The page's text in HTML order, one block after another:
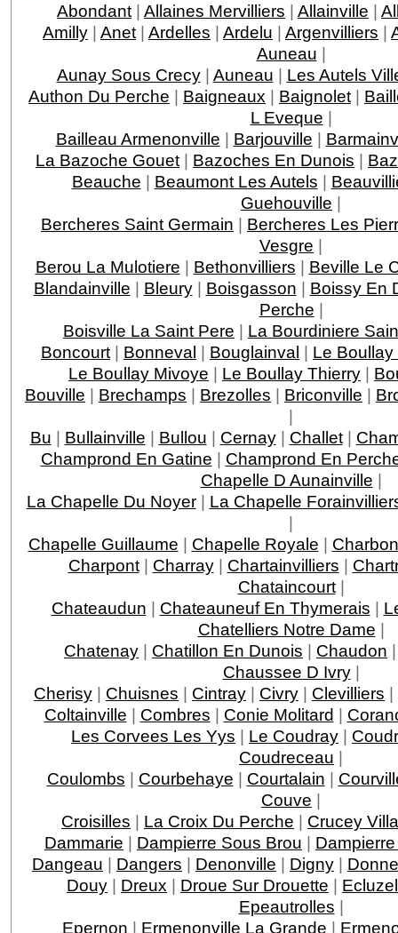
Abondant | Allaines Mervilliers | Allainville |
Amilly | Anet | Ardelles | Ardelu | Argenvilliers |
Auneau |
Aunay Sous Crecy| Auneau | Les Autels
Authon Du Perche | Baigneaux | Baignolet |
L Eveque |
Bailleau Armenonville | Barjouville |
La Bazoche Gouet | Bazoches En Dunois |
Beauche | Beaumont Les Autels |
Guehouville |
Bercheres Saint Germain | Bercheres Les
Vesgre |
Berou La Mulotiere | Bethonvilliers | Beville Le
Blandainville | Bleury| Boisgasson | Boissy En
Perche |
Boisville La Saint Pere | La Bourdiniere
Boncourt | Bonneval | Bouglainval | Le
Le Boullay Mivoye | Le Boullay Thierry |
Bouville | Brechamps | Brezolles | Briconville |
|
Bu | Bullainville | Bullou | Cernay| Challet|
Champrond En Gatine | Champrond En
Chapelle D Aunainville |
La Chapelle Du Noyer| La Chapelle
|
Chapelle Guillaume | Chapelle Royale |
Charpont| Charray| Chartainvilliers |
Chataincourt|
Chateaudun | Chateauneuf En Thymerais |
Chatelliers Notre Dame |
Chatenay | Chatillon En Dunois | Chaudon
Chaussee D Ivry|
Cherisy | Chuisnes | Cintray | Civry | Clevilliers |
Coltainville | Combres | Conie Molitard |
Les Corvees Les Yys | Le Coudray |
Coudreceau |
Coulombs | Courbehaye | Courtalain |
Couve |
Croisilles | La Croix Du Perche | Crucey
Dammarie | Dampierre Sous Brou |
Dangeau | Dangers | Denonville | Digny |
Douy | Dreux | Droue Sur Drouette |
Epeautrolles |
Epernon | Ermenonville La Grande |